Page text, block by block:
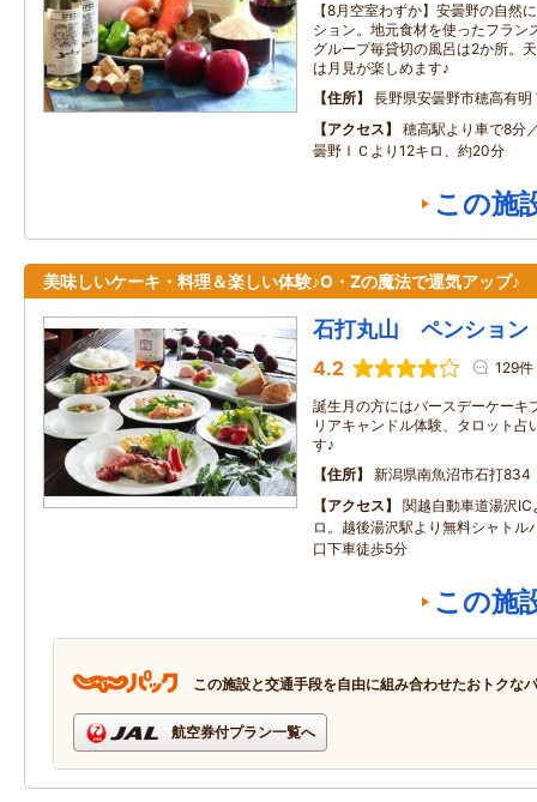
【8月空室わずか】安曇野の自然
ション。地元食材を使ったフラン
グループ毎貸切の風呂は2か所。
は月見が楽しめます♪
住所
長野県安曇野市穂高有明
アクセス
穂高駅より車で8分
曇野ＩＣより12キロ、約20分
この施
美味しいケーキ・料理＆楽しい体験♪O・Zの魔法で運気アップ♪
石打丸山 ペンショ
4.2 129件
誕生月の方にはバースデーケーキ
リアキャンドル体験、タロット占
す♪
住所
新潟県南魚沼市石打834
アクセス
関越自動車道湯沢
ロ。越後湯沢駅より無料シャトル
口下車徒歩5分
この施
この施設と交通手段を自由に組み合わせたおトクな
航空券付プラン一覧へ